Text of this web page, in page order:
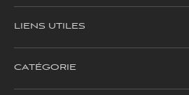
LIENS UTILES
CATÉGORIE